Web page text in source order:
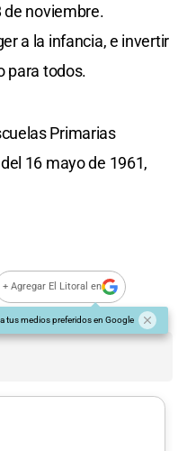
de noviembre.
a la infancia, e invertir
para todos.
Primarias
16 mayo de 1961,
+ Agregar El Litoral en
tus medios preferidos en Google